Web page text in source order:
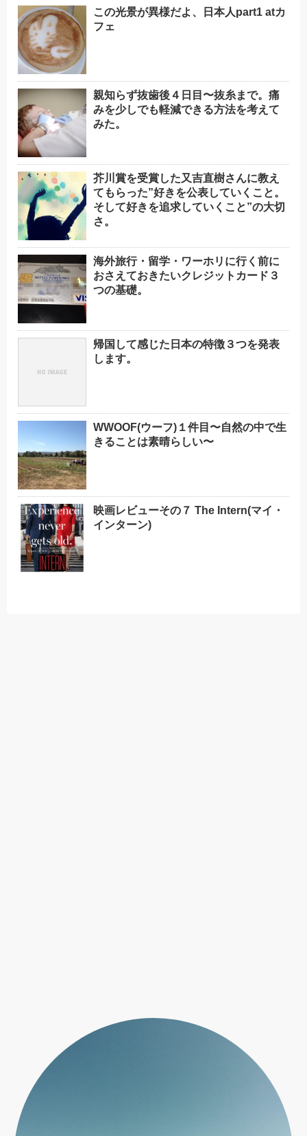
この光景が異様だよ、日本人part1 atカ
フェ
親知らず抜歯後４日目〜抜糸まで。痛
みを少しでも軽減できる方法を考えて
みた。
芥川賞を受賞した又吉直樹さんに教え
てもらった”好きを公表していくこと。
そして好きを追求していくこと”の大切
さ。
海外旅行・留学・ワーホリに行く前に
おさえておきたいクレジットカード３
つの基礎。
帰国して感じた日本の特徴３つを発表
します。
WWOOF(ウーフ)１件目〜自然の中で生
きることは素晴らしい〜
映画レビューその７ The Intern(マイ・
インターン)